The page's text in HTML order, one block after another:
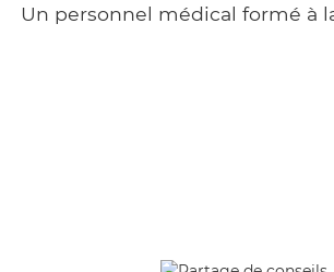
Un personnel médical formé à